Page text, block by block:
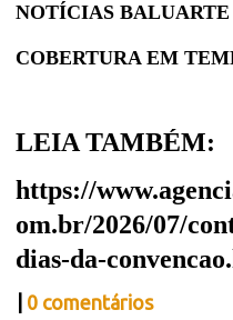
NOTÍCIAS BALUARTE
COBERTURA EM
LEIA TAMBÉM:
https://
om.br/2026/07/
dias-da-
0 comentários